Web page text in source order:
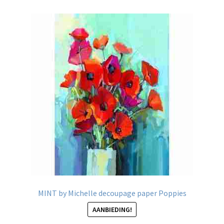
MINT by Michelle decoupage paper Poppies
AANBIEDING!